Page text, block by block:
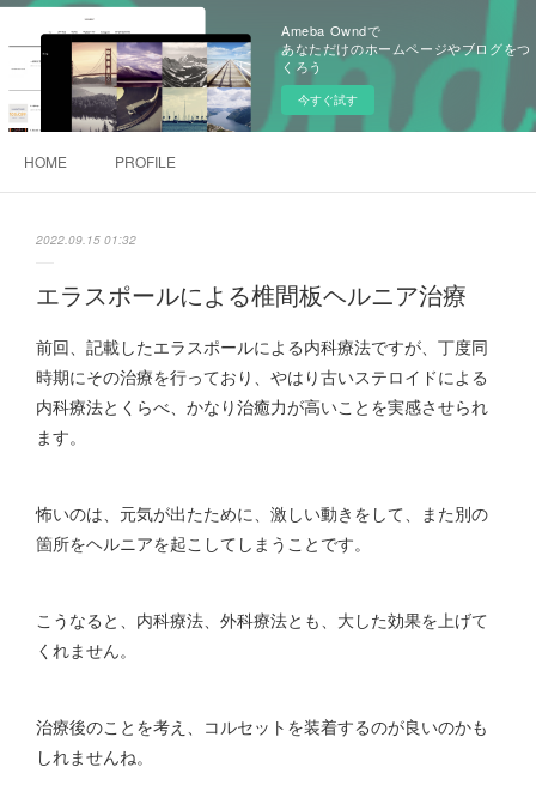
Ameba Owndで
あなただけのホームページやブログをつ
くろう
今すぐ試す
HOME PROFILE
2022.09.15 01:32
エラスポールによる椎間板ヘルニア治療
前回、記載したエラスポールによる内科療法ですが、丁度同
時期にその治療を行っており、やはり古いステロイドによる
内科療法とくらべ、かなり治癒力が高いことを実感させられ
ます。
怖いのは、元気が出たために、激しい動きをして、また別の
箇所をヘルニアを起こしてしまうことです。
こうなると、内科療法、外科療法とも、大した効果を上げて
くれません。
治療後のことを考え、コルセットを装着するのが良いのかも
しれませんね。